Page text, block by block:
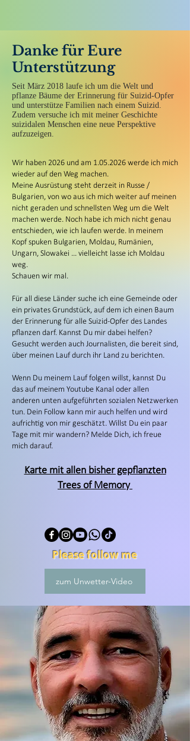
Danke für Eure
Unterstützung
Seit März 2018 laufe ich um die Welt und
pflanze Bäume der Erinnerung für Suizid-Opfer
und unterstütze Familien nach einem Suizid.
Zudem versuche ich mit meiner Geschichte
suizidalen Menschen eine neue Perspektive
aufzuzeigen.
Wir haben 2026 und am 1.05.2026 werde ich mich
wieder auf den Weg machen.
Meine Ausrüstung steht derzeit in Russe /
Bulgarien, von wo aus ich mich weiter auf meinen
nicht geraden und schnellsten Weg um die Welt
machen werde. Noch habe ich mich nicht genau
entschieden, wie ich laufen werde. In meinem
Kopf spuken Bulgarien, Moldau, Rumänien,
Ungarn, Slowakei ... vielleicht lasse ich Moldau
weg.
Schauen wir mal.
Für all diese Länder suche ich eine Gemeinde oder
ein privates Grundstück, auf dem ich einen Baum
der Erinnerung für alle Suizid-Opfer des Landes
pflanzen darf. Kannst Du mir dabei helfen?
Gesucht werden auch Journalisten, die bereit sind,
über meinen Lauf durch ihr Land zu berichten.
Wenn Du meinem Lauf folgen willst, kannst Du
das auf meinem Youtube Kanal oder allen
anderen unten aufgeführten sozialen Netzwerken
tun. Dein Follow kann mir auch helfen und wird
aufrichtig von mir geschätzt. Willst Du ein paar
Tage mit mir wandern? Melde Dich, ich freue
mich darauf.
Karte mit allen bisher gepflanzten
Trees of Memory
Please follow me
zum Unwetter-Video